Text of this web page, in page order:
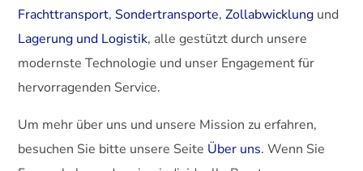
Frachttransport, Sondertransporte,Zollabwicklung und
Lagerung und Logistik, alle gestützt durch unsere
modernste Technologie und unser Engagement für
hervorragenden Service.
Um mehr über uns und unsere Mission zu erfahren,
besuchen Sie bitte unsere Seite Über uns. Wenn Sie